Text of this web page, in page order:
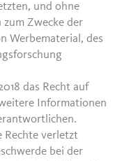
und ohne
Zwecke der
Werbematerial, des
das Recht auf
Informationen
Rechte verletzt
bei der